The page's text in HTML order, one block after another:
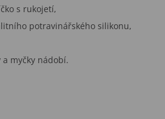
s rukojetí,
potravinářského silikonu,
myčky nádobí.